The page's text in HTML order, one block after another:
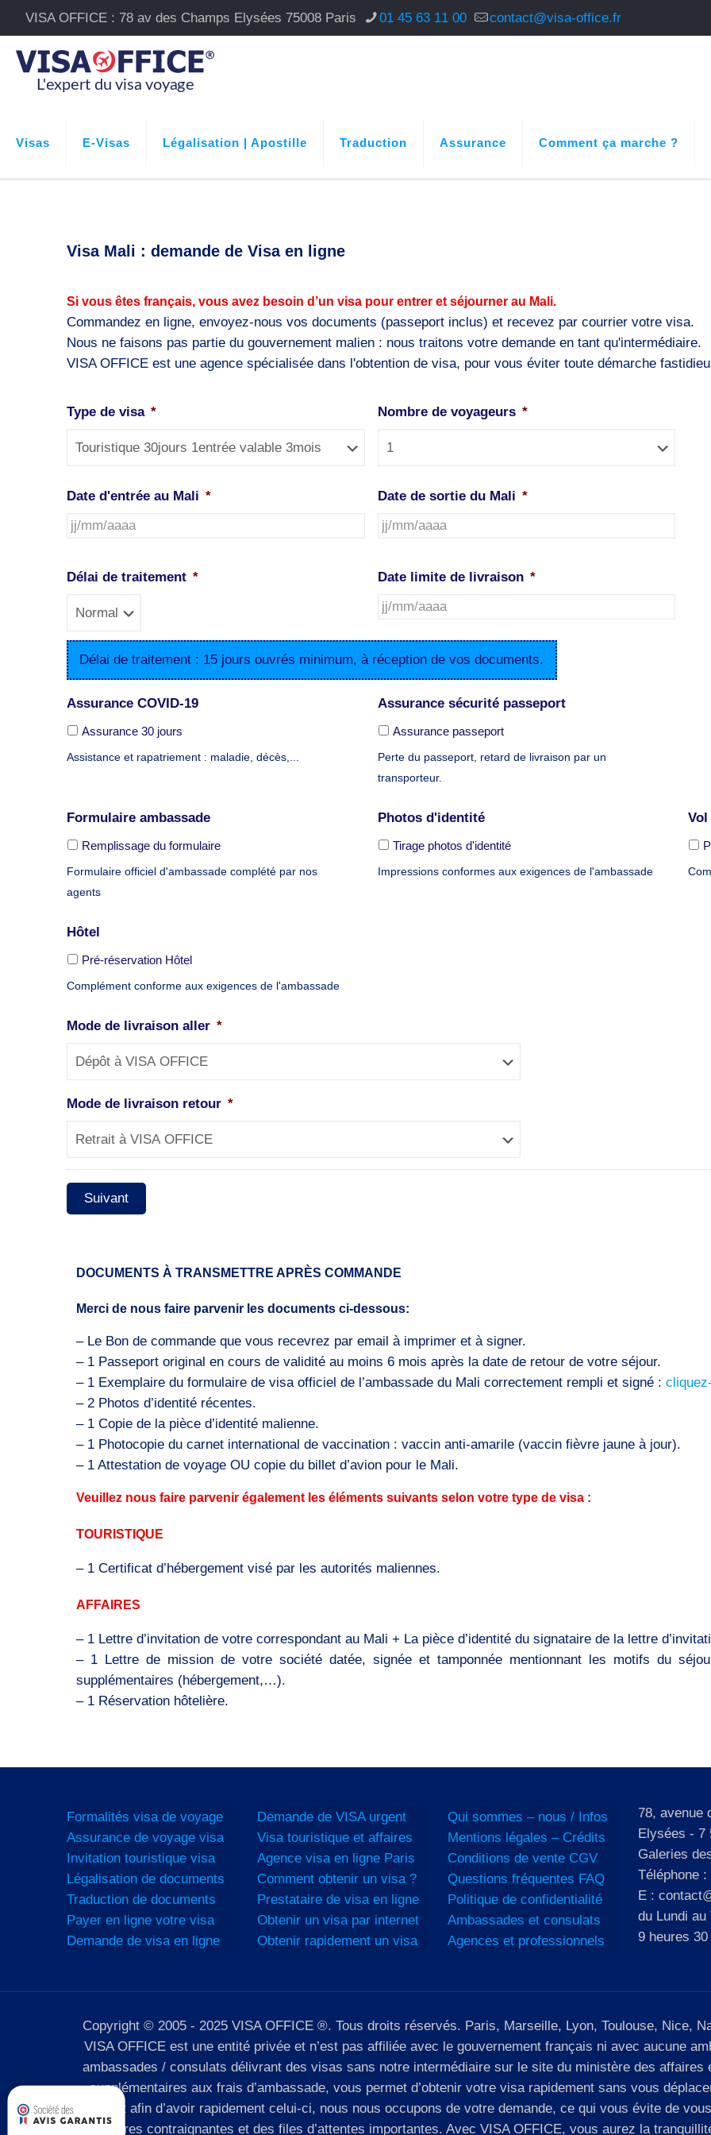
VISA OFFICE : 78 av des Champs Elysées 75008 Paris 01 45 63 11 00 contact@visa-office.fr
Visas E-Visas Légalisation | Apostille Traduction Assurance Comment ça marche ?
Visa Mali : demande de Visa en ligne
Si vous êtes français, vous avez besoin d’un visa pour entrer et séjourner au Mali.
Commandez en ligne, envoyez-nous vos documents (passeport inclus) et recevez par courrier votre visa.
Nous ne faisons pas partie du gouvernement malien : nous traitons votre demande en tant qu'intermédiaire.
VISA OFFICE est une agence spécialisée dans l'obtention de visa, pour vous éviter toute démarche
Type de visa * Nombre de voyageurs *
Date d'entrée au Mali *
slash
slash
AAAA
Date de sortie du Mali *
slash
slash
AAAA
Délai de traitement * Date limite de livraison *
slash
MM
slash
Délai de traitement : 15 jours ouvrés minimum, à réception de vos documents.
Assurance COVID-19
Assurance 30 jours
Assistance et rapatriement : maladie, décès,...
Assurance sécurité passeport
Assurance passeport
Perte du passeport, retard de livraison par un
transporteur.
Formulaire ambassade
Remplissage du formulaire
Formulaire officiel d'ambassade complété par nos
agents
Photos d'identité
Tirage photos d'identité
Impressions conformes aux exigences de l'ambassade
Vol
Hôtel
Pré-réservation Hôtel
Complément conforme aux exigences de l'ambassade
Mode de livraison aller *
Mode de livraison retour *
DOCUMENTS À TRANSMETTRE APRÈS COMMANDE
Merci de nous faire parvenir les documents ci-dessous:
– Le Bon de commande que vous recevrez par email à imprimer et à signer.
– 1 Passeport original en cours de validité au moins 6 mois après la date de retour de votre séjour.
– 1 Exemplaire du formulaire de visa officiel de l’ambassade du Mali correctement rempli et signé :
– 2 Photos d’identité récentes.
– 1 Copie de la pièce d’identité malienne.
– 1 Photocopie du carnet international de vaccination : vaccin anti-amarile (vaccin fièvre jaune à jour).
– 1 Attestation de voyage OU copie du billet d’avion pour le Mali.
Veuillez nous faire parvenir également les éléments suivants selon votre type de visa :
TOURISTIQUE
– 1 Certificat d’hébergement visé par les autorités maliennes.
AFFAIRES
– 1 Lettre d’invitation de votre correspondant au Mali + La pièce d’identité du signataire de la lettre
– 1 Lettre de mission de votre société datée, signée et tamponnée mentionnant les motifs du
supplémentaires (hébergement,…).
– 1 Réservation hôtelière.
Formalités visa de voyage
Assurance de voyage visa
Invitation touristique visa
Légalisation de documents
Traduction de documents
Payer en ligne votre visa
Demande de visa en ligne
Demande de VISA urgent
Visa touristique et affaires
Agence visa en ligne Paris
Comment obtenir un visa ?
Prestataire de visa en ligne
Obtenir un visa par internet
Obtenir rapidement un visa
Qui sommes – nous / Infos
Mentions légales – Crédits
Conditions de vente CGV
Questions fréquentes FAQ
Politique de confidentialité
Ambassades et consulats
Agences et professionnels
78, avenue
Elysées - 7
Galeries
Téléphone :
E :
du Lundi au
9 heures
Copyright © 2005 - 2025 VISA OFFICE ®. Tous droits réservés. Paris, Marseille, Lyon, Toulouse, Nice,
VISA OFFICE est une entité privée et n’est pas affiliée avec le gouvernement français ni avec aucune
ambassades / consulats délivrant des visas sans notre intermédiaire sur le site du ministère des
supplémentaires aux frais d’ambassade, vous permet d’obtenir votre visa rapidement sans vous
complet afin d’avoir rapidement celui-ci, nous nous occupons de votre demande, ce qui vous évite de
des horaires contraignantes et des files d’attentes importantes. Avec VISA OFFICE, vous aurez la